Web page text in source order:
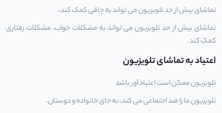
تماشای بیش از حد تلویزیون می تواند به چاقی کمک کند،
تماشای بیش از حد تلویزیون می تواند به مشکلات خواب، مشکلات رفتاری
کمک کند.
اعتیاد به تماشای تلویزیون
تلویزیون ممکن است اعتیاد آور باشد
تلویزیون ما را ضد اجتماعی می کند، به جای خانواده و دوستان،